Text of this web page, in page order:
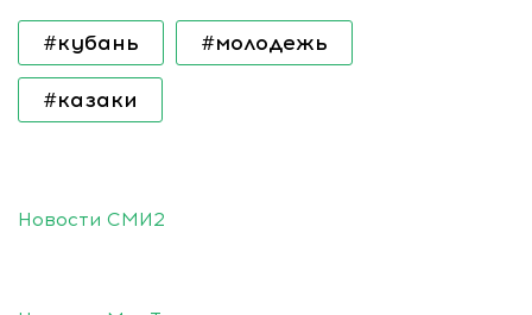
#кубань #молодежь
#казаки
Новости СМИ2